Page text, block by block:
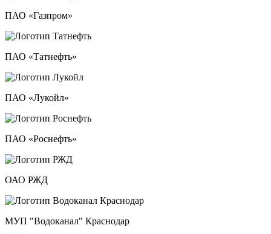
ПАО «Газпром»
ПАО «Татнефть»
ПАО «Лукойл»
ПАО «Роснефть»
ОАО РЖД
МУП "Водоканал" Краснодар